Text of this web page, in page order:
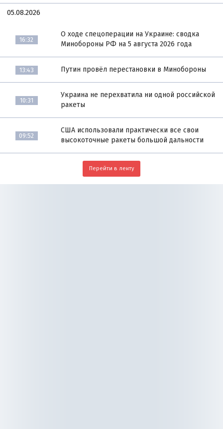
05.08.2026
16:32
О ходе спецоперации на Украине: сводка
Минобороны РФ на 5 августа 2026 года
13:43 Путин провёл перестановки в Минобороны
10:31
Украина не перехватила ни одной российской
ракеты
09:52
США использовали практически все свои
высокоточные ракеты большой дальности
Перейти в ленту